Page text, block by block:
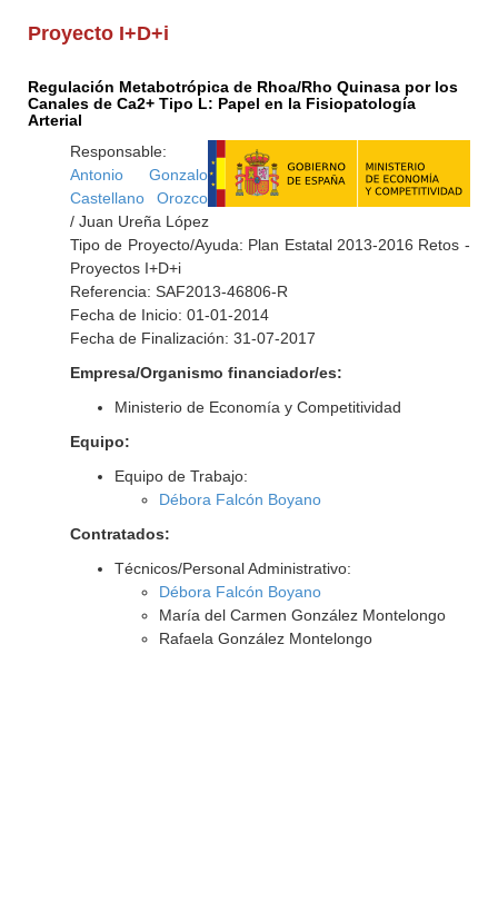
Proyecto I+D+i
Regulación Metabotrópica de Rhoa/Rho Quinasa por los
Canales de Ca2+ Tipo L: Papel en la Fisiopatología
Arterial
Responsable:
Antonio Gonzalo
Castellano Orozco
/ Juan Ureña López
Tipo de Proyecto/Ayuda: Plan Estatal 2013-2016 Retos -
Proyectos I+D+i
Referencia: SAF2013-46806-R
Fecha de Inicio: 01-01-2014
Fecha de Finalización: 31-07-2017
Empresa/Organismo financiador/es:
Ministerio de Economía y Competitividad
Equipo:
Equipo de Trabajo:
Débora Falcón Boyano
Contratados:
Técnicos/Personal Administrativo:
Débora Falcón Boyano
María del Carmen González Montelongo
Rafaela González Montelongo